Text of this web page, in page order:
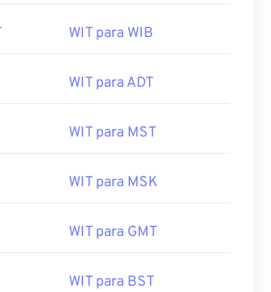
WIT para PST
WIT para WIB
WIT para ADT
WIT para MST
WIT para MSK
WIT para GMT